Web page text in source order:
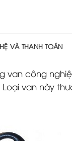
VÀ THANH TOÁN
van công
van này